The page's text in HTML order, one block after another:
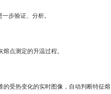
步验证、 分析。
点测定的升温过程。
受热变化的实时图像，自动判断特征熔